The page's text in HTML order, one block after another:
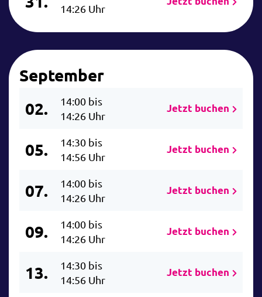
14:26 Uhr
September
02.
14:00 bis
14:26 Uhr
Jetzt buchen
05.
14:30 bis
14:56 Uhr
Jetzt buchen
07.
14:00 bis
14:26 Uhr
Jetzt buchen
09.
14:00 bis
14:26 Uhr
Jetzt buchen
13.
14:30 bis
14:56 Uhr
Jetzt buchen